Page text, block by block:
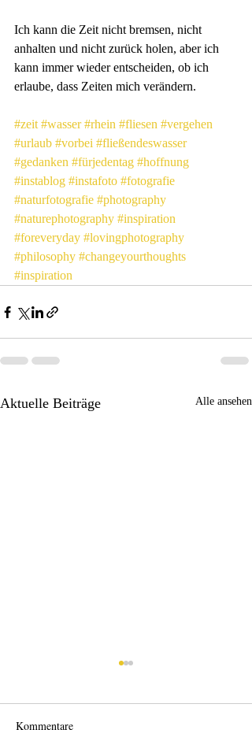
Ich kann die Zeit nicht bremsen, nicht
anhalten und nicht zurück holen, aber ich
kann immer wieder entscheiden, ob ich
erlaube, dass Zeiten mich verändern.
#zeit #wasser #rhein #fliesen #vergehen
#urlaub #vorbei #fließendeswasser
#gedanken #fürjedentag #hoffnung
#instablog #instafoto #fotografie
#naturfotografie #photography
#naturephotography #inspiration
#foreveryday #lovingphotography
#philosophy #changeyourthoughts
#inspiration
Aktuelle Beiträge Alle ansehen
Kommentare